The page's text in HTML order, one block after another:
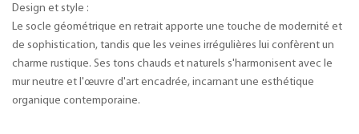
Design et style :
Le socle géométrique en retrait apporte une touche de modernité et
de sophistication, tandis que les veines irrégulières lui confèrent un
charme rustique. Ses tons chauds et naturels s'harmonisent avec le
mur neutre et l'œuvre d'art encadrée, incarnant une esthétique
organique contemporaine.